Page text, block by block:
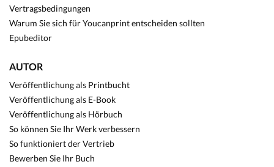
Vertragsbedingungen
Warum Sie sich für Youcanprint entscheiden sollten
Epubeditor
AUTOR
Veröffentlichung als Printbucht
Veröffentlichung als E-Book
Veröffentlichung als Hörbuch
So können Sie Ihr Werk verbessern
So funktioniert der Vertrieb
Bewerben Sie Ihr Buch